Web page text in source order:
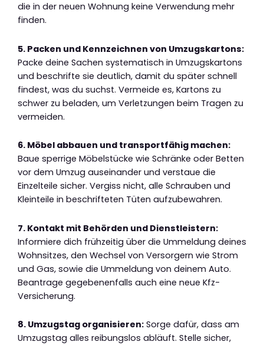
die in der neuen Wohnung keine Verwendung mehr
finden.
5. Packen und Kennzeichnen von Umzugskartons:
Packe deine Sachen systematisch in Umzugskartons
und beschrifte sie deutlich, damit du später schnell
findest, was du suchst. Vermeide es, Kartons zu
schwer zu beladen, um Verletzungen beim Tragen zu
vermeiden.
6. Möbel abbauen und transportfähig machen:
Baue sperrige Möbelstücke wie Schränke oder Betten
vor dem Umzug auseinander und verstaue die
Einzelteile sicher. Vergiss nicht, alle Schrauben und
Kleinteile in beschrifteten Tüten aufzubewahren.
7. Kontakt mit Behörden und Dienstleistern:
Informiere dich frühzeitig über die Ummeldung deines
Wohnsitzes, den Wechsel von Versorgern wie Strom
und Gas, sowie die Ummeldung von deinem Auto.
Beantrage gegebenenfalls auch eine neue Kfz-
Versicherung.
8. Umzugstag organisieren: Sorge dafür, dass am
Umzugstag alles reibungslos abläuft. Stelle sicher,